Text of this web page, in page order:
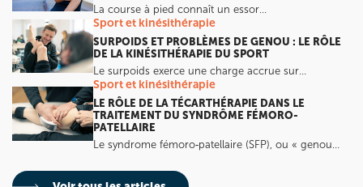
La course à pied connaît un essor…
Sport et kinésithérapie
SURPOIDS ET PROBLÈMES DE GENOU : LE RÔLE
DE LA KINÉSITHÉRAPIE DU SPORT
Le surpoids exerce une charge accrue sur…
Sport et kinésithérapie
LE RÔLE DE LA TÉCARTHÉRAPIE DANS LE
TRAITEMENT DU SYNDRÔME FÉMORO-
PATELLAIRE
Le syndrome fémoro‑patellaire (SFP), ou « genou…